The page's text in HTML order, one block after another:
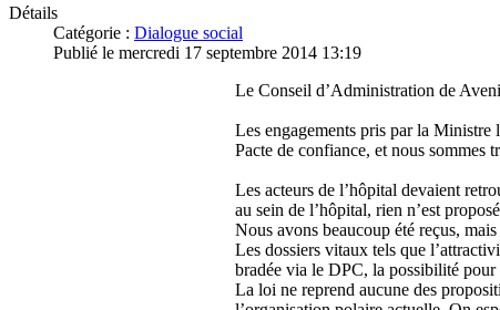
Détails
Catégorie : Dialogue social
Publié le mercredi 17 septembre 2014 13:19
Le Conseil d’Administration de
Les engagements pris par la Ministre
Pacte de confiance, et nous sommes
Les acteurs de l’hôpital devaient
au sein de l’hôpital, rien n’est
Nous avons beaucoup été reçus,
Les dossiers vitaux tels que
bradée via le DPC, la possibilité pour
La loi ne reprend aucune des